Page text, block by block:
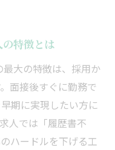
に未経験から応
募集のおすすめ職
れるスキルや姿勢
の選び方と応募準
特徴とは
大の特徴は、採用か
面接後すぐに勤務で
期に実現したい方に
人では「履歴書不
ハードルを下げる工